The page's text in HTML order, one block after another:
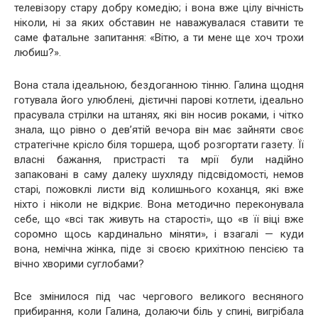
телевізору стару добру комедію; і вона вже цілу вічність
ніколи, ні за яких обставин не наважувалася ставити те
саме фатальне запитання: «Вітю, а ти мене ще хоч трохи
любиш?».
Вона стала ідеальною, бездоганною тінню. Галина щодня
готувала його улюблені, дієтичні парові котлети, ідеально
прасувала стрілки на штанях, які він носив роками, і чітко
знала, що рівно о дев’ятій вечора він має зайняти своє
стратегічне крісло біля торшера, щоб розгортати газету. Її
власні бажання, пристрасті та мрії були надійно
запаковані в саму далеку шухляду підсвідомості, немов
старі, пожовклі листи від колишнього коханця, які вже
ніхто і ніколи не відкриє. Вона методично переконувала
себе, що «всі так живуть на старості», що «в її віці вже
соромно щось кардинально міняти», і взагалі — куди
вона, немічна жінка, піде зі своєю крихітною пенсією та
вічно хворими суглобами?
Все змінилося під час чергового великого весняного
прибирання, коли Галина, долаючи біль у спині, вигрібала